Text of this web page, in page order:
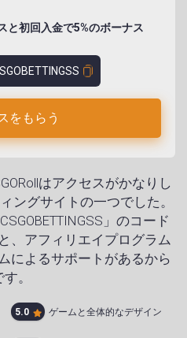
と初回入金で5%のボーナス
をもらう
はアクセスがかなりし
ングサイトの一つでした。
」のコード
、アフィリエイプログラム
によるサポートがあるから
。
5.0 ゲームと全体的なデザイン